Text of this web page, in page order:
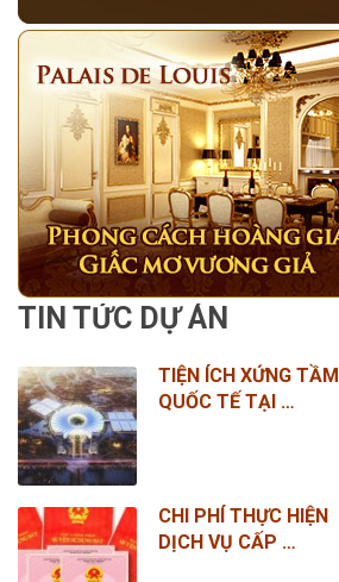
TIN TỨC DỰ ÁN
TIỆN ÍCH XỨNG TẦM
QUỐC TẾ TẠI …
CHI PHÍ THỰC HIỆN
DỊCH VỤ CẤP …